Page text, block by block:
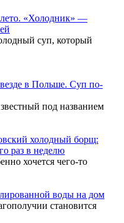
«Холодник» —
суп, который
в Польше. Суп по-
под названием
холодный борщ:
раз в неделю
хочется чего-то
воды на дом
становится